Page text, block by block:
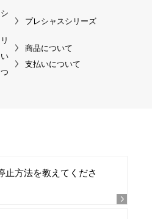
プレシャスシリーズ
商品について
支払いについて
止方法を教えてくださ